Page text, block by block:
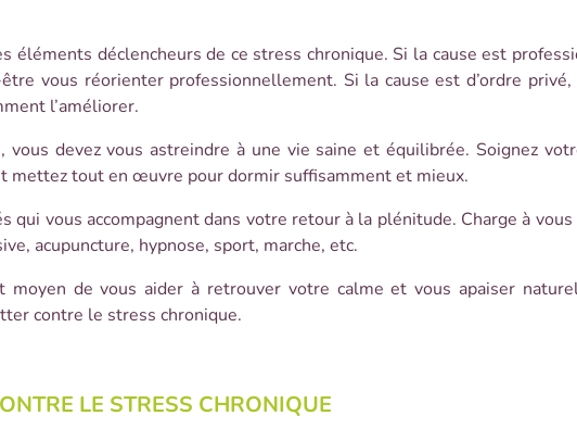
éléments déclencheurs de ce stress chronique. Si la cause est
vous réorienter professionnellement. Si la cause est d’ordre
l’améliorer.
devez vous astreindre à une vie saine et équilibrée. Soignez
mettez tout en œuvre pour dormir suffisamment et mieux.
qui vous accompagnent dans votre retour à la plénitude. Charge à
acupuncture, hypnose, sport, marche, etc.
de vous aider à retrouver votre calme et vous apaiser
contre le stress chronique.
LE STRESS CHRONIQUE